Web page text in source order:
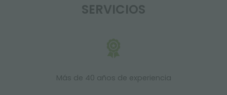
SERVICIOS
Más de 40 años de experiencia